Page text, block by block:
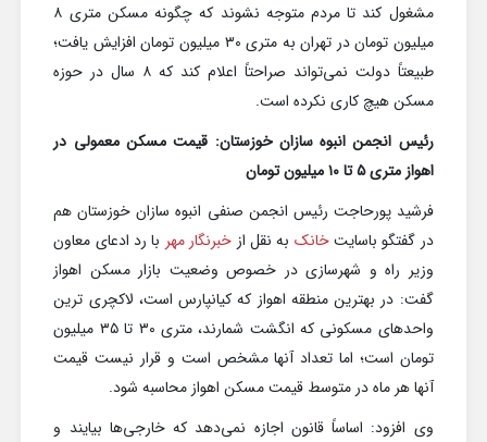
مشغول کند تا مردم متوجه نشوند که چگونه مسکن متری ۸
میلیون تومان در تهران به متری ۳۰ میلیون تومان افزایش یافت؛
طبیعتاً دولت نمی‌تواند صراحتاً اعلام کند که ۸ سال در حوزه
مسکن هیچ کاری نکرده است.
رئیس انجمن انبوه سازان خوزستان: قیمت مسکن معمولی در
اهواز متری ۵ تا ۱۰ میلیون تومان
فرشید پورحاجت رئیس انجمن صنفی انبوه سازان خوزستان هم
در گفتگو باسایتخانک به نقل از خبرنگار مهر با رد ادعای معاون
وزیر راه و شهرسازی در خصوص وضعیت بازار مسکن اهواز
گفت: در بهترین منطقه اهواز که کیانپارس است، لاکچری ترین
واحدهای مسکونی که انگشت شمارند، متری ۳۰ تا ۳۵ میلیون
تومان است؛ اما تعداد آنها مشخص است و قرار نیست قیمت
آنها هر ماه در متوسط قیمت مسکن اهواز محاسبه شود.
وی افزود: اساساً قانون اجازه نمی‌دهد که خارجی‌ها بیایند و